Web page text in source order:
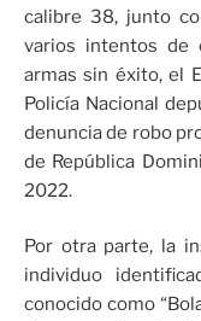
calibre 38, junto
varios intentos de
armas sin éxito, el
Policía Nacional
denuncia de robo
de República
2022.
Por otra parte, la
individuo
conocido como